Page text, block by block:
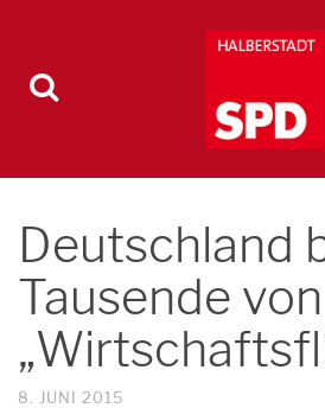
Deutschland
Tausende von
8. JUNI 2015